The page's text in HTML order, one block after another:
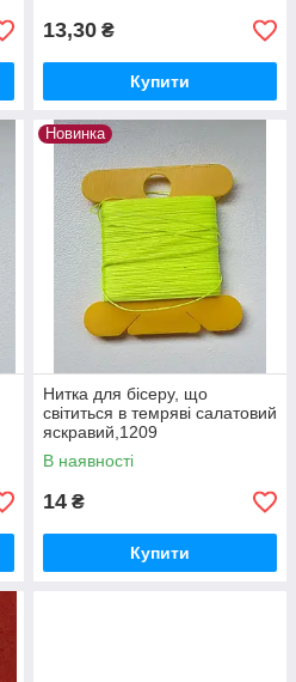
13,30 ₴
Купити
Новинка
Нитка для бісеру, що
світиться в темряві салатовий
яскравий,1209
В наявності
14 ₴
Купити